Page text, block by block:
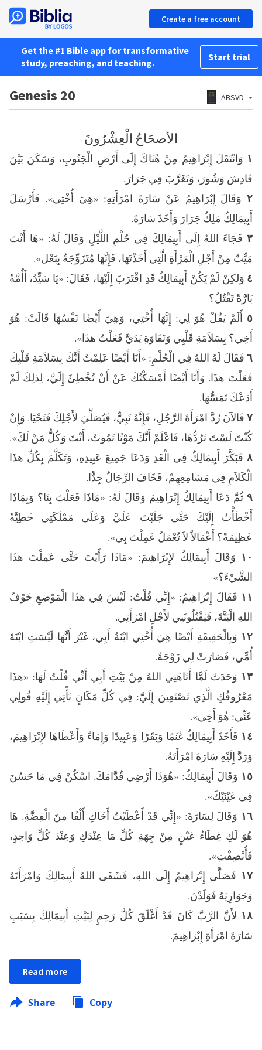
Create a free account
Get the #1 Bible app for transformative
study, preaching, and teaching.
Start trial
Genesis 20 ABSVD
الأصحَاحُ الْعِشْرُونَ
١ وَانْتَقَلَ إِبْرَاهِيمُ مِنْ هُنَاكَ إِلَى أَرْضِ الْجَنُوبِ، وَسَكَنَ بَيْنَ
قَادِشَ وَشُورَ، وَتَغَرَّبَ فِي جَرَارَ.
٢ وَقَالَ إِبْرَاهِيمُ عَنْ سَارَةَ امْرَأَتِهِ: «هِيَ أُخْتِي». فَأَرْسَلَ
أَبِيمَالِكُ مَلِكُ جَرَارَ وَأَخَذَ سَارَةَ.
٣ فَجَاءَ اللهُ إِلَى أَبِيمَالِكَ فِي حُلْمِ اللَّيْلِ وَقَالَ لَهُ: «هَا أَنْتَ
مَيِّتٌ مِنْ أَجْلِ الْمَرْأَةِ الَّتِي أَخَذْتَهَا، فَإِنَّهَا مُتَزَوِّجَةٌ بِبَعْل».
٤ وَلكِنْ لَمْ يَكُنْ أَبِيمَالِكُ قَدِ اقْتَرَبَ إِلَيْهَا، فَقَالَ: «يَا سَيِّدُ، أَأُمَّةً
بَارَّةً تَقْتُلُ؟
٥ أَلَمْ يَقُلْ هُوَ لِي: إِنَّهَا أُخْتِي، وَهِيَ أَيْضًا نَفْسُهَا قَالَتْ: هُوَ
أَخِي؟ بِسَلاَمَةِ قَلْبِي وَنَقَاوَةِ يَدَيَّ فَعَلْتُ هذَا».
٦ فَقَالَ لَهُ اللهُ فِي الْحُلْمِ: «أَنَا أَيْضًا عَلِمْتُ أَنَّكَ بِسَلاَمَةِ قَلْبِكَ
فَعَلْتَ هذَا. وَأَنَا أَيْضًا أَمْسَكْتُكَ عَنْ أَنْ تُخْطِئَ إِلَيَّ، لِذلِكَ لَمْ
أَدَعْكَ تَمَسُّهَا.
٧ فَالآنَ رُدَّ امْرَأَةَ الرَّجُلِ، فَإِنَّهُ نَبِيٌّ، فَيُصَلِّيَ لأَجْلِكَ فَتَحْيَا. وَإِنْ
كُنْتَ لَسْتَ تَرُدُّهَا، فَاعْلَمْ أَنَّكَ مَوْتًا تَمُوتُ، أَنْتَ وَكُلُّ مَنْ لَكَ».
٨ فَبَكَّرَ أَبِيمَالِكُ فِي الْغَدِ وَدَعَا جَمِيعَ عَبِيدِهِ، وَتَكَلَّمَ بِكُلِّ هذَا
الْكَلاَمِ فِي مَسَامِعِهِمْ، فَخَافَ الرِّجَالُ جِدًّا.
٩ ثُمَّ دَعَا أَبِيمَالِكُ إِبْرَاهِيمَ وَقَالَ لَهُ: «مَاذَا فَعَلْتَ بِنَا؟ وَبِمَاذَا
أَخْطَأْتُ إِلَيْكَ حَتَّى جَلَبْتَ عَلَيَّ وَعَلَى مَمْلَكَتِي خَطِيَّةً
عَظِيمَةً؟ أَعْمَالاً لاَ تُعْمَلُ عَمِلْتَ بِي».
١٠ وَقَالَ أَبِيمَالِكُ لإِبْرَاهِيمَ: «مَاذَا رَأَيْتَ حَتَّى عَمِلْتَ هذَا
الشَّيْءَ؟»
١١ فَقَالَ إِبْرَاهِيمُ: «إِنِّي قُلْتُ: لَيْسَ فِي هذَا الْمَوْضِعِ خَوْفُ
اللهِ الْبَتَّةَ، فَيَقْتُلُونَنِي لأَجْلِ امْرَأَتِي.
١٢ وَبِالْحَقِيقَةِ أَيْضًا هِيَ أُخْتِي ابْنَةُ أَبِي، غَيْرَ أَنَّهَا لَيْسَتِ ابْنَةَ
أُمِّي، فَصَارَتْ لِي زَوْجَةً.
١٣ وَحَدَثَ لَمَّا أَتَاهَنِي اللهُ مِنْ بَيْتِ أَبِي أَنِّي قُلْتُ لَهَا: «هذَا
مَعْرُوفُكِ الَّذِي تَصْنَعِينَ إِلَيَّ: فِي كُلِّ مَكَانٍ نَأْتِي إِلَيْهِ قُولِي
عَنِّي: هُوَ أَخِي».
١٤ فَأَخَذَ أَبِيمَالِكُ غَنَمًا وَبَقَرًا وَعَبِيدًا وَإِمَاءً وَأَعْطَاهَا لإِبْرَاهِيمَ،
وَرَدَّ إِلَيْهِ سَارَةَ امْرَأَتَهُ.
١٥ وَقَالَ أَبِيمَالِكُ: «هُوَذَا أَرْضِي قُدَّامَكَ. اسْكُنْ فِي مَا حَسُنَ
فِي عَيْنَيْكَ».
١٦ وَقَالَ لِسَارَةَ: «إِنِّي قَدْ أَعْطَيْتُ أَخَاكِ أَلْفًا مِنَ الْفِضَّةِ. هَا
هُوَ لَكِ غِطَاءُ عَيْنٍ مِنْ جِهَةِ كُلِّ مَا عِنْدَكِ وَعِنْدَ كُلِّ وَاحِدٍ،
فَأُنْصِفْتِ».
١٧ فَصَلَّى إِبْرَاهِيمُ إِلَى اللهِ، فَشَفَى اللهُ أَبِيمَالِكَ وَامْرَأَتَهُ
وَجَوَارِيَهُ فَوَلَدْنَ.
١٨ لأَنَّ الرَّبَّ كَانَ قَدْ أَغْلَقَ كُلَّ رَحِمٍ لِبَيْتِ أَبِيمَالِكَ بِسَبَبِ
سَارَةَ امْرَأَةِ إِبْرَاهِيمَ.
Read more
Share Copy